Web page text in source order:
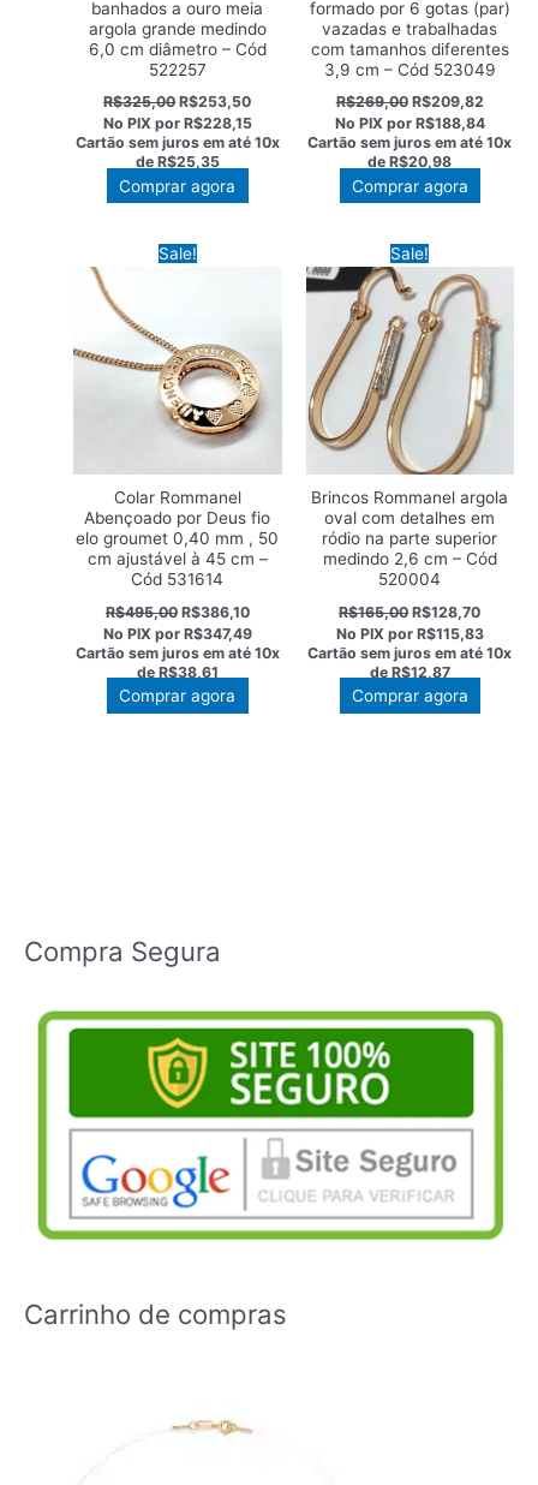
banhados a ouro meia
argola grande medindo
6,0 cm diâmetro – Cód
522257
R$325,00O
preço
original
era:
R$325,00.
R$253,50O
preço
atual
é:
No PIX por R$228,15
Cartão sem juros em até 10x
deR$25,35
Comprar agora
formado por 6 gotas (par)
vazadas e trabalhadas
com tamanhos diferentes
3,9 cm – Cód 523049
R$269,00 O
preço
original
era:
R$269,00.
R$209,82O
preço
atual
é:
No PIX por R$188,84
Cartão sem juros em até10x
de R$20,98
Comprar agora
Sale!
Colar Rommanel
Abençoado por Deus fio
elo groumet 0,40 mm , 50
cm ajustável à 45 cm –
Cód 531614
R$495,00 O
preço
original
era:
R$495,00.
R$386,10O
preço
atual
é:
R$386,10.
No PIX por R$347,49
Cartão sem juros em até 10x
deR$38,61
Comprar agora
Sale!
Brincos Rommanel argola
oval com detalhes em
ródio na parte superior
medindo 2,6 cm – Cód
520004
R$165,00O
preço
original
era:
R$165,00.
R$128,70O
preço
atual
é:
No PIX por R$115,83
Cartão sem juros em até10x
deR$12,87
Comprar agora
Compra Segura
Carrinho de compras